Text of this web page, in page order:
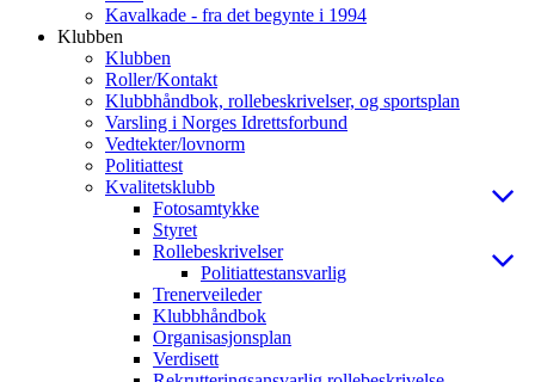
Kavalkade - fra det begynte i 1994
Klubben
Klubben
Roller/Kontakt
Klubbhåndbok, rollebeskrivelser, og sportsplan
Varsling i Norges Idrettsforbund
Vedtekter/lovnorm
Politiattest
Kvalitetsklubb
Fotosamtykke
Styret
Rollebeskrivelser
Politiattestansvarlig
Trenerveileder
Klubbhåndbok
Organisasjonsplan
Verdisett